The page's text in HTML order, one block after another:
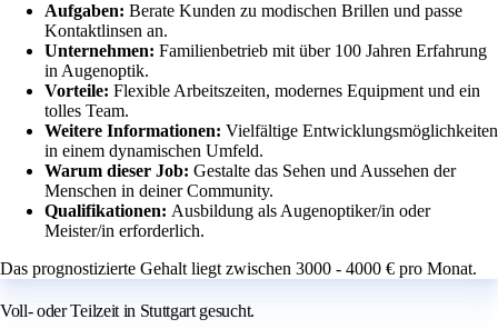
Aufgaben: Berate Kunden zu modischen Brillen und passe
Kontaktlinsen an.
Unternehmen: Familienbetrieb mit über 100 Jahren Erfahrung
in Augenoptik.
Vorteile: Flexible Arbeitszeiten, modernes Equipment und ein
tolles Team.
Weitere Informationen: Vielfältige Entwicklungsmöglichkeiten
in einem dynamischen Umfeld.
Warum dieser Job: Gestalte das Sehen und Aussehen der
Menschen in deiner Community.
Qualifikationen: Ausbildung als Augenoptiker/in oder
Meister/in erforderlich.
Das prognostizierte Gehalt liegt zwischen 3000 - 4000 € pro Monat.
Voll- oder Teilzeit in Stuttgart gesucht.